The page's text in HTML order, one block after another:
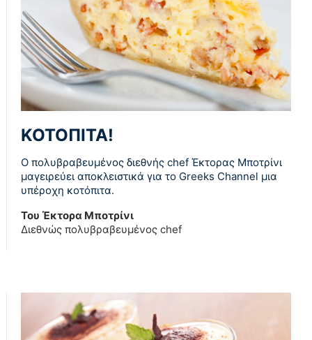
ΚΟΤΟΠΙΤΑ!
Ο πολυβραβευμένος διεθνής chef Έκτορας Μποτρίνι
μαγειρεύει αποκλειστικά για το Greeks Channel μια
υπέροχη κοτόπιτα.
Του Έκτορα Μποτρίνι
Διεθνώς πολυβραβευμένος chef